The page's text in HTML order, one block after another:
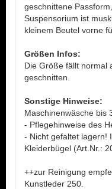
geschnittene
Suspensorium ist
kleinem Beutel vorne
Größen Infos:
Die Größe fällt normal
geschnitten.
Sonstige Hinweise:
Maschinenwäsche bis
- Pflegehinweise des
- Nicht gefaltet lagern!
Kleiderbügel (Art.Nr.:
++zur Reinigung
Kunstleder 250.